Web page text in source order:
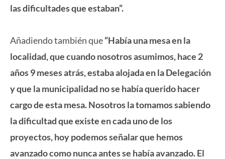
las dificultades que estaban”.
Añadiendo también que“Había una mesa en la
localidad, que cuando nosotros asumimos, hace 2
años 9 meses atrás, estaba alojada en la Delegación
y que la municipalidad no se había querido hacer
cargo de esta mesa. Nosotros la tomamos sabiendo
la dificultad que existe en cada uno de los
proyectos, hoy podemos señalar que hemos
avanzado como nunca antes se había avanzado. El